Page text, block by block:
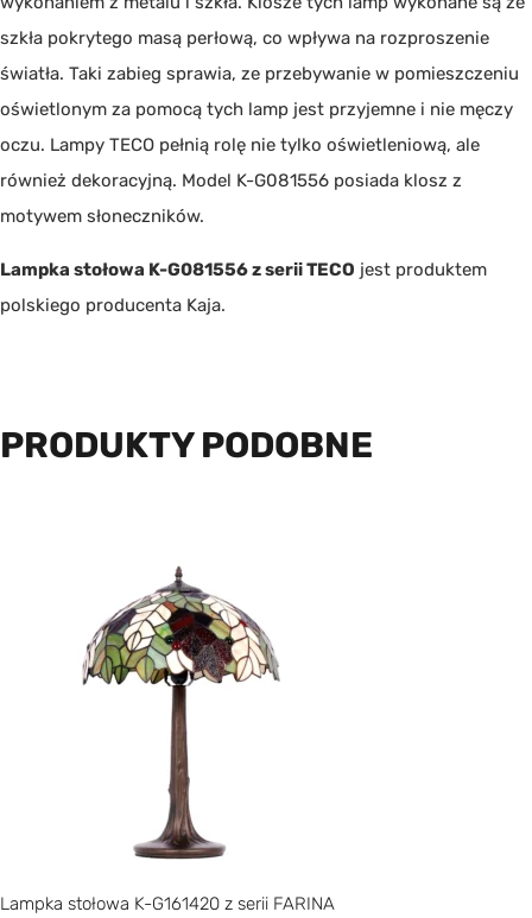
szkła pokrytego masą perłową, co wpływa na rozproszenie
światła. Taki zabieg sprawia, ze przebywanie w pomieszczeniu
oświetlonym za pomocą tych lamp jest przyjemne i nie męczy
oczu. Lampy TECO pełnią rolę nie tylko oświetleniową, ale
również dekoracyjną. Model K-G081556 posiada klosz z
motywem słoneczników.
Lampka stołowa K-G081556 z serii TECO jest produktem
polskiego producenta Kaja.
PRODUKTY PODOBNE
Lampka stołowa K-G161420 z serii FARINA